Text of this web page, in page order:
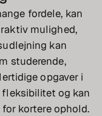
fordele, kan
mulighed,
kan
studerende,
opgaver i
fleksibilitet og kan
kortere ophold.